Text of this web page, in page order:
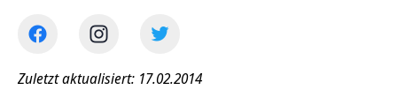
Zuletzt aktualisiert: 17.02.2014